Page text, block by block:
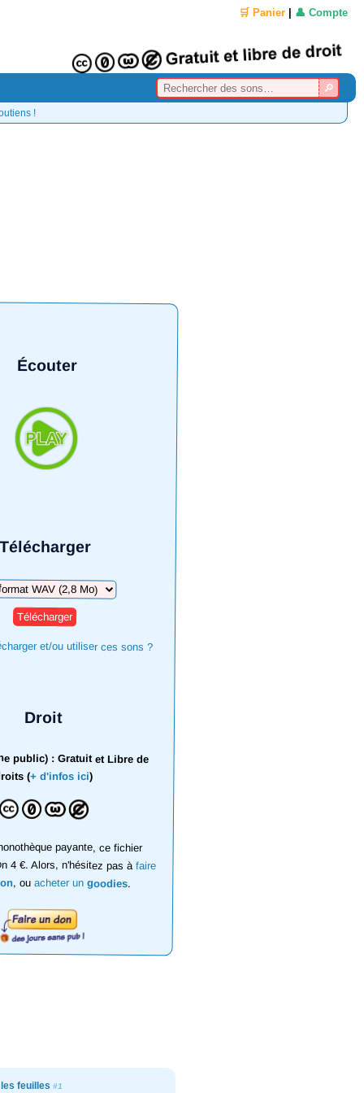
🛒 Panier 👤 Compte
!
Écouter
Télécharger
et/ou utiliser ces sons ?
Droit
public) : Gratuit et Libre de
(+ d'infos ici)
payante, ce fichier
4 €. Alors, n'hésitez pas àfaire
, ouacheter ungoodies.
les feuilles#1